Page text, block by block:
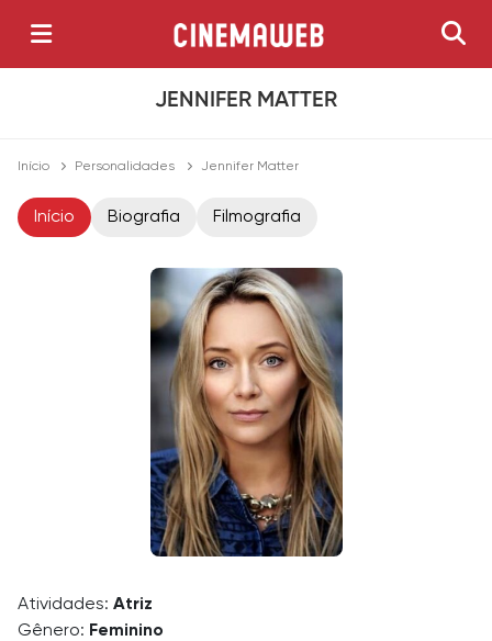
JENNIFER MATTER
Início Personalidades Jennifer Matter
Início Biografia Filmografia
Atividades: Atriz
Gênero: Feminino